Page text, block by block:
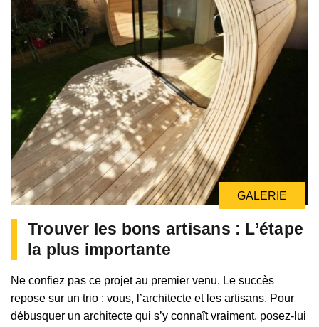
GALERIE
Trouver les bons artisans : L’étape
la plus importante
Ne confiez pas ce projet au premier venu. Le succès
repose sur un trio : vous, l’architecte et les artisans. Pour
débusquer un architecte qui s’y connaît vraiment, posez-lui